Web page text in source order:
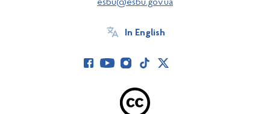
esbu@esbu.gov.ua
In English